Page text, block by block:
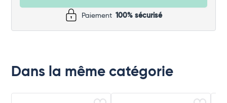
Paiement 100% sécurisé
Dans la même catégorie